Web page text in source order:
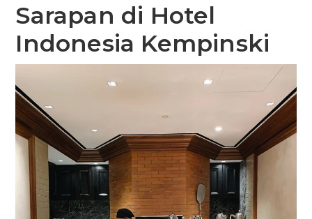
Sarapan di Hotel
Indonesia Kempinski